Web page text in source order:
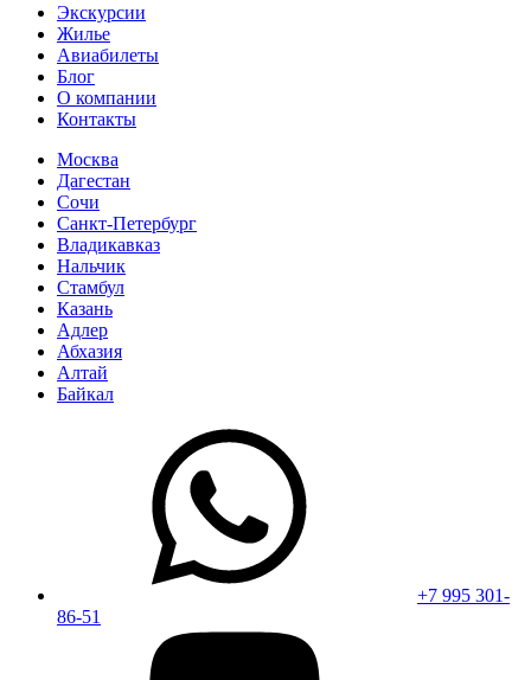
Экскурсии
Жилье
Авиабилеты
Блог
О компании
Контакты
Москва
Дагестан
Сочи
Санкт-Петербург
Владикавказ
Нальчик
Стамбул
Казань
Адлер
Абхазия
Алтай
Байкал
+7 995 301-
86-51